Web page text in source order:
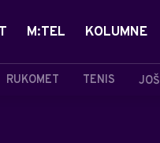
RUKOMET TENIS JOŠ
M:TEL KOLUMNE